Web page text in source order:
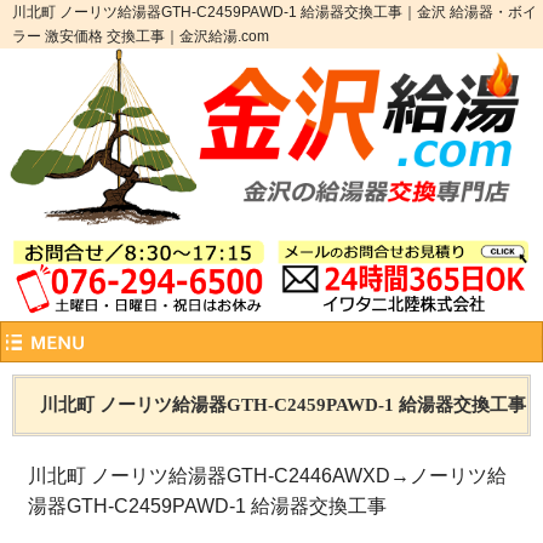
川北町 ノーリツ給湯器GTH-C2459PAWD-1 給湯器交換工事｜金沢 給湯器・ボイ
ラー 激安価格 交換工事｜金沢給湯.com
川北町 ノーリツ給湯器GTH-C2459PAWD-1 給湯器交換工事
川北町 ノーリツ給湯器GTH-C2446AWXD→ノーリツ給
湯器GTH-C2459PAWD-1 給湯器交換工事